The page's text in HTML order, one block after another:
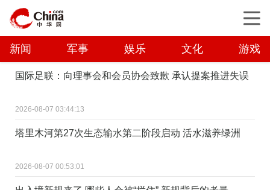
新闻 军事 娱乐 文化 游戏
国际足联：向理事会和会员协会致歉 承认提案推进失误
2026-08-07 03:44:13
塔里木河第27次生态输水第二阶段启动 活水滋养绿洲
2026-08-07 00:53:01